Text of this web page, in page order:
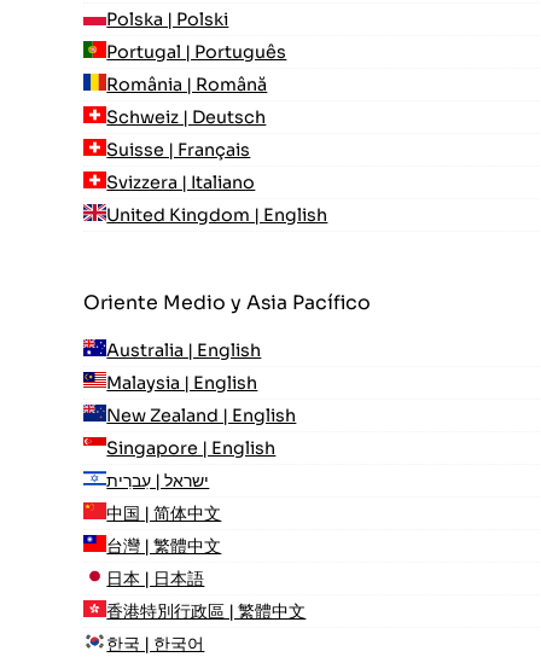
Polska | Polski
Portugal | Português
România | Română
Schweiz | Deutsch
Suisse | Français
Svizzera | Italiano
United Kingdom | English
Oriente Medio y Asia Pacífico
Australia | English
Malaysia | English
New Zealand | English
Singapore | English
ישראל | עִברִית
中国 | 简体中文
台灣 | 繁體中文
日本 | 日本語
香港特別行政區 | 繁體中文
한국 | 한국어